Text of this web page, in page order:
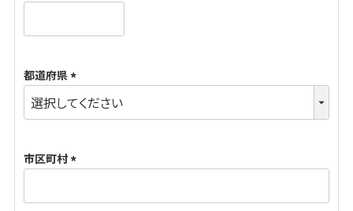
必
)
都道府県
(
必
)
市区町村
必